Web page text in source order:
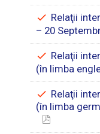
Relaţii
– 20
Relaţii
(în limba
Relaţii
(în limba